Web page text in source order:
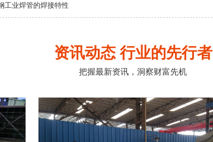
工业焊管的焊接特性
资讯动态 行业的先行者
把握最新资讯，洞察财富先机